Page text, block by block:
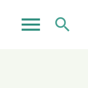
menu search